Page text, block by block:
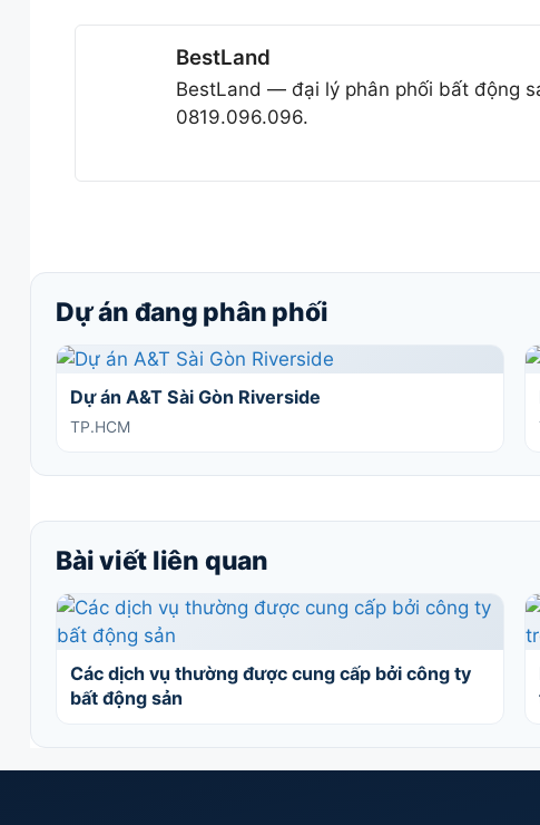
BestLand
BestLand — đại lý phân phối bất động
0819.096.096.
Dự án đang phân phối
Dự án A&T Sài Gòn Riverside
TP.HCM
Bài viết liên quan
Các dịch vụ thường được cung cấp bởi công ty
bất động sản